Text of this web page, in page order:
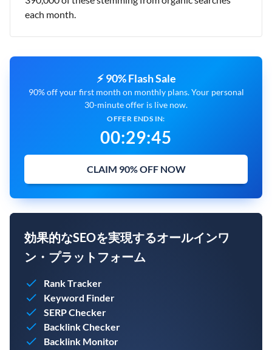
each month.
⚡ 90% Flash Sale
90% off your first month on monthly plans. Your personal
30-minute offer is live now.
OFFER ENDS IN:
00:29:43
CLAIM 90% OFF NOW
効果的なSEOを実現するオールインワ
ン・プラットフォーム
Rank Tracker
Keyword Finder
SERP Checker
Backlink Checker
Backlink Monitor